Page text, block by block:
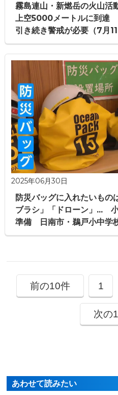
霧島連山・新燃岳の火山
上空5000メートルに到
引き続き警戒が必要（7月11
2025年06月30日
防災バッグに入れたいもの
ブラシ」「ドローン」...
準備 日南市・鵜戸小中学
前の10件 1
次の
あわせて読みたい